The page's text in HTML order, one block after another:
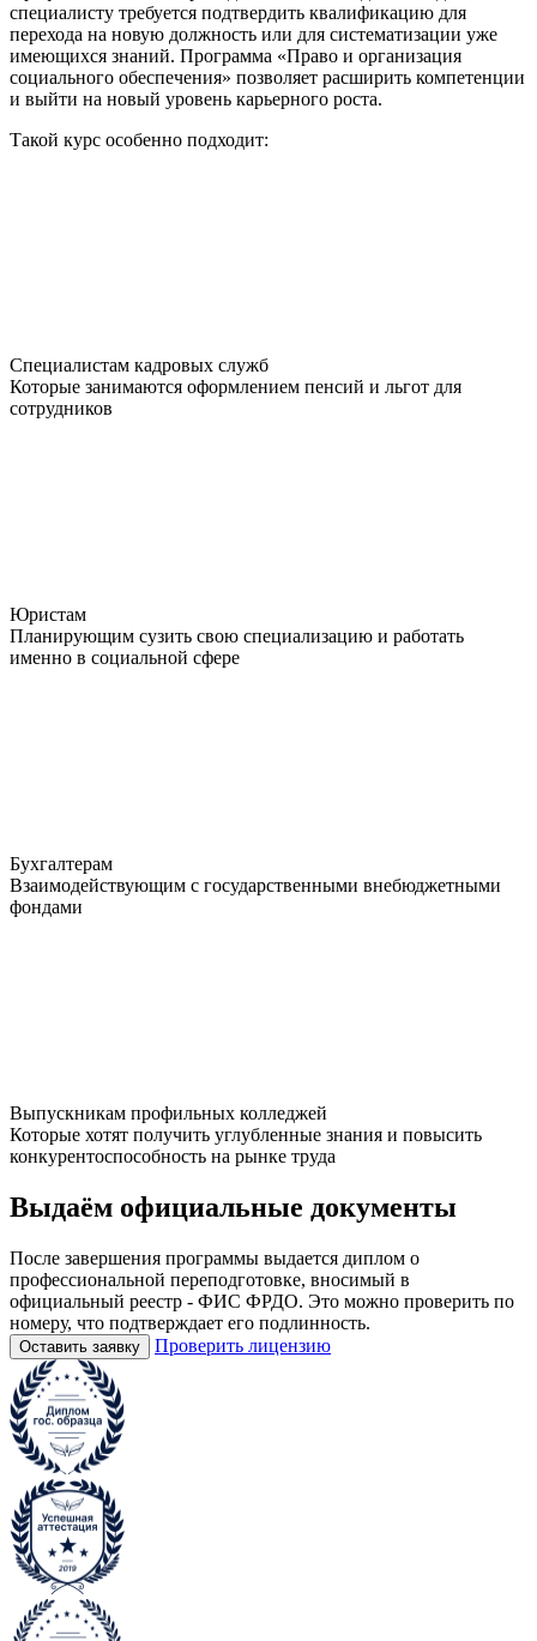
специалисту требуется подтвердить квалификацию для
перехода на новую должность или для систематизации уже
имеющихся знаний. Программа «Право и организация
социального обеспечения» позволяет расширить компетенции
и выйти на новый уровень карьерного роста.
Такой курс особенно подходит:
Специалистам кадровых служб
Которые занимаются оформлением пенсий и льгот для
сотрудников
Юристам
Планирующим сузить свою специализацию и работать
именно в социальной сфере
Бухгалтерам
Взаимодействующим с государственными внебюджетными
фондами
Выпускникам профильных колледжей
Которые хотят получить углубленные знания и повысить
конкурентоспособность на рынке труда
Выдаём официальные документы
После завершения программы выдается диплом о
профессиональной переподготовке, вносимый в
официальный реестр - ФИС ФРДО. Это можно проверить по
номеру, что подтверждает его подлинность.
Оставить заявку Проверить лицензию